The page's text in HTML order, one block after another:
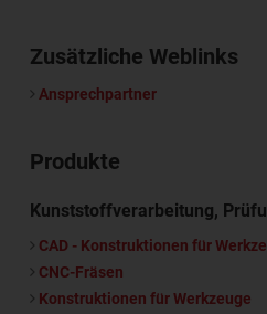
Zusätzliche Weblinks
Ansprechpartner
Produkte
Kunststoffverarbeitung,
CAD - Konstruktionen für
CNC-Fräsen
Konstruktionen für Werkzeuge